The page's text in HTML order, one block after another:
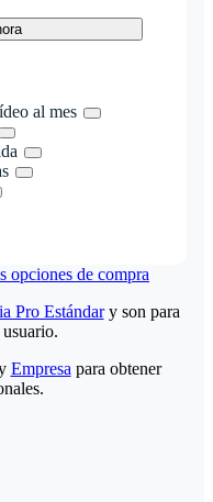
al mes
opciones de compra
Pro Estándary son para
Empresa para obtener